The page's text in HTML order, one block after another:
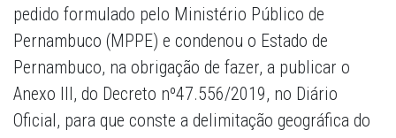
pedido formulado pelo Ministério Público de
Pernambuco (MPPE) e condenou o Estado de
Pernambuco, na obrigação de fazer, a publicar o
Anexo III, do Decreto nº47.556/2019, no Diário
Oficial, para que conste a delimitação geográfica do